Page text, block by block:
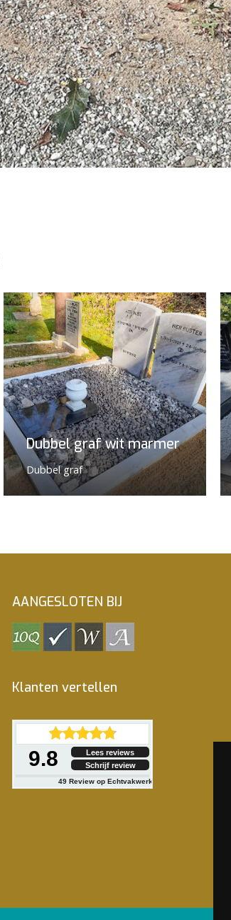
Dubbel graf wit marmer
Dubbel graf
AANGESLOTEN BIJ
Klanten vertellen
9.8
Lees reviews
Schrijf review
49 Review op Echtvakwerk